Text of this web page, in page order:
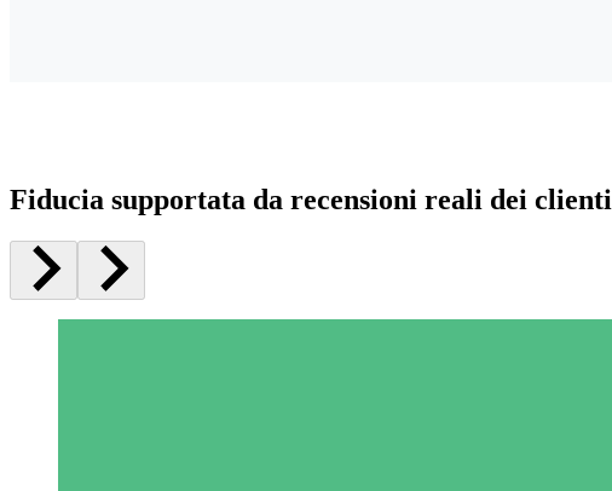
Fiducia supportata da recensioni reali dei clienti